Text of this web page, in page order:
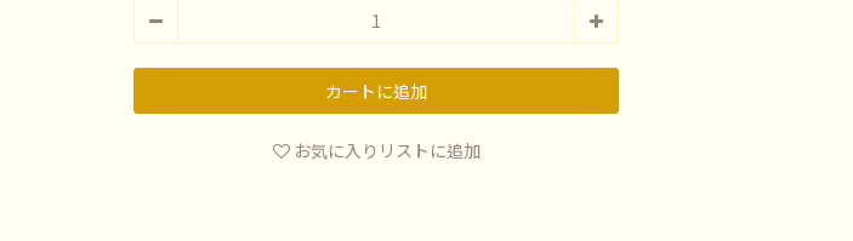
カートに追加
お気に入りリストに追加